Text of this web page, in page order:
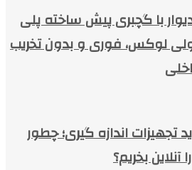
با گچبری پیش ساخته پلی
لوکس، فوری و بدون تخریب
تجهیزات اندازه گیری؛ چطور
آنلاین بخریم؟